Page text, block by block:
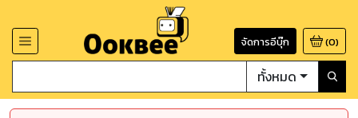
จัดการอีบุ๊ก (0)
ทั้งหมด